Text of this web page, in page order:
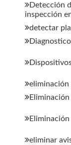
Detección
inspección
detectar
eliminación
eliminar